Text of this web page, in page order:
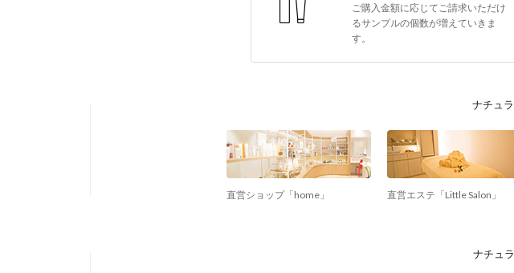
ご購入金額に応じてご請求いただけ
るサンプルの個数が増えていきま
す。
ナチュ
直営ショップ「home」 直営エステ「Little Salon」
ナチュ